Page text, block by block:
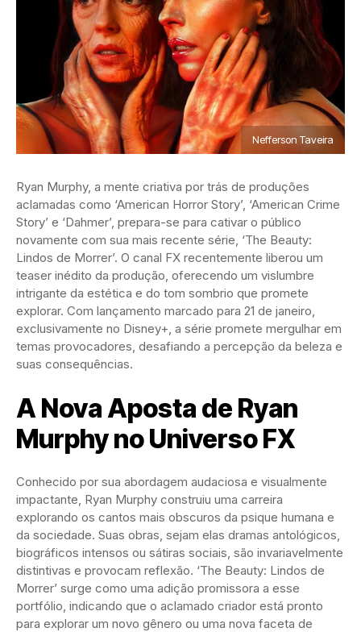
Nefferson Taveira
Ryan Murphy, a mente criativa por trás de produções
aclamadas como ‘American Horror Story’, ‘American Crime
Story’ e ‘Dahmer’, prepara-se para cativar o público
novamente com sua mais recente série, ‘The Beauty:
Lindos de Morrer’. O canal FX recentemente liberou um
teaser inédito da produção, oferecendo um vislumbre
intrigante da estética e do tom sombrio que promete
explorar. Com lançamento marcado para 21 de janeiro,
exclusivamente no Disney+, a série promete mergulhar em
temas provocadores, desafiando a percepção da beleza e
suas consequências.
A Nova Aposta de Ryan
Murphy no Universo FX
Conhecido por sua abordagem audaciosa e visualmente
impactante, Ryan Murphy construiu uma carreira
explorando os cantos mais obscuros da psique humana e
da sociedade. Suas obras, sejam elas dramas antológicos,
biográficos intensos ou sátiras sociais, são invariavelmente
distintivas e provocam reflexão. ‘The Beauty: Lindos de
Morrer’ surge como uma adição promissora a esse
portfólio, indicando que o aclamado criador está pronto
para explorar um novo gênero ou uma nova faceta de